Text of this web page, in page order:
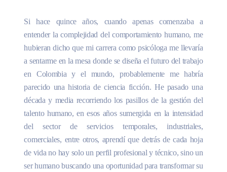
Si hace quince años, cuando apenas comenzaba a
entender la complejidad del comportamiento humano, me
hubieran dicho que mi carrera como psicóloga me llevaría
a sentarme en la mesa donde se diseña el futuro del trabajo
en Colombia y el mundo, probablemente me habría
parecido una historia de ciencia ficción. He pasado una
década y media recorriendo los pasillos de la gestión del
talento humano, en esos años sumergida en la intensidad
del sector de servicios temporales, industriales,
comerciales, entre otros, aprendí que detrás de cada hoja
de vida no hay solo un perfil profesional y técnico, sino un
ser humano buscando una oportunidad para transformar su